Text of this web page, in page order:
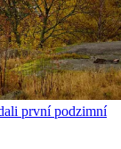
první podzimní